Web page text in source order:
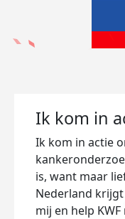
Ik kom in
Ik kom in actie
is, want maar
Nederland
mij en help